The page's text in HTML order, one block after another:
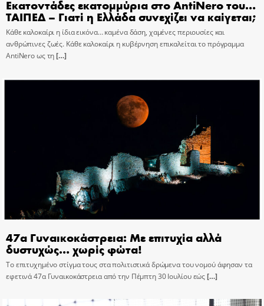
Εκατοντάδες εκατομμύρια στο AntiNero του…
ΤΑΙΠΕΔ – Γιατί η Ελλάδα συνεχίζει να καίγεται;
Κάθε καλοκαίρι η ίδια εικόνα… καμένα δάση, χαμένες περιουσίες και
ανθρώπινες ζωές. Κάθε καλοκαίρι η κυβέρνηση επικαλείται το πρόγραμμα
AntiNero ως τη[…]
47α Γυναικοκάστρεια: Με επιτυχία αλλά
δυστυχώς… χωρίς φώτα!
Το επιτυχημένο στίγμα τους στα πολιτιστικά δρώμενα του νομού άφησαν τα
εφετινά 47α Γυναικοκάστρεια από την Πέμπτη 30 Ιουλίου εώς[…]